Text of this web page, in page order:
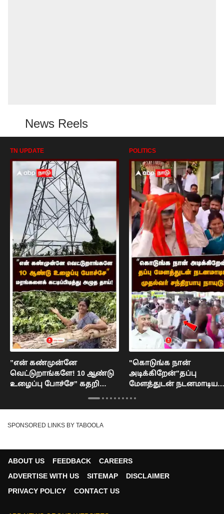
News Reels
TN UPDATE
”என் கண்முன்னே
வெட்டுறாங்களே! 10 ஆண்டு
உழைப்பு போச்சே” கதறி
POLITICS
"கொடுங்க நான்
அடிக்கிறேன்”தப்பு
மேளத்துடன் நடனமாடிய
SPONSORED LINKS BY TABOOLA
ABOUT US FEEDBACK
CAREERS
ADVERTISE WITH US
SITEMAP
DISCLAIMER
PRIVACY POLICY
CONTACT US